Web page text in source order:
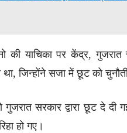
की याचिका पर केंद्र,
जिन्होंने सजा में छूट को
गुजरात सरकार द्वारा छूट दे
हो गए।